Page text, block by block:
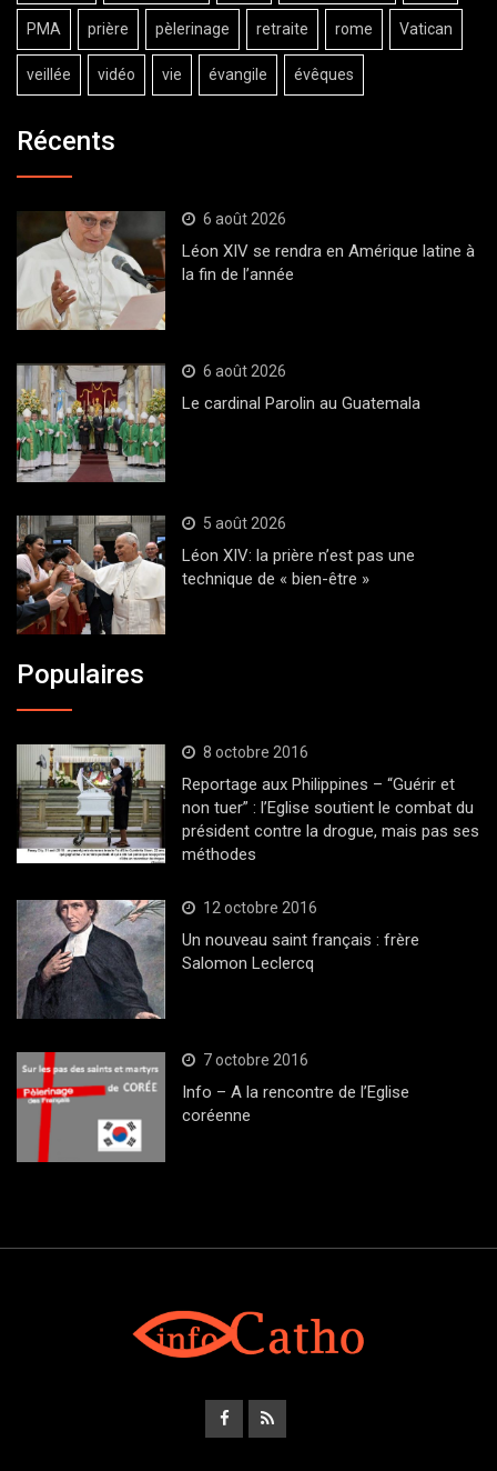
PMA prière pèlerinage retraite rome Vatican
veillée vidéo vie évangile évêques
Récents
6 août 2026
Léon XIV se rendra en Amérique latine à
la fin de l’année
6 août 2026
Le cardinal Parolin au Guatemala
5 août 2026
Léon XIV: la prière n’est pas une
technique de « bien-être »
Populaires
8 octobre 2016
Reportage aux Philippines – “Guérir et
non tuer” : l’Eglise soutient le combat du
président contre la drogue, mais pas ses
méthodes
12 octobre 2016
Un nouveau saint français : frère
Salomon Leclercq
7 octobre 2016
Info – A la rencontre de l’Eglise
coréenne